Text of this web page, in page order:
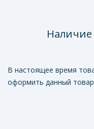
Наличие
В настоящее время
оформить данный